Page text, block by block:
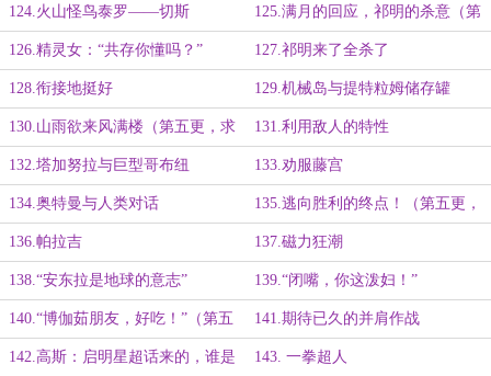
124.火山怪鸟泰罗——切斯 125.满月的回应，祁明的杀意（第
五更，求全订）
126.精灵女：“共存你懂吗？” 127.祁明来了全杀了
128.衔接地挺好 129.机械岛与提特粒姆储存罐
130.山雨欲来风满楼（第五更，求
全订！）
131.利用敌人的特性
132.塔加努拉与巨型哥布纽 133.劝服藤宫
134.奥特曼与人类对话 135.逃向胜利的终点！（第五更，
求全订）
136.帕拉吉 137.磁力狂潮
138.“安东拉是地球的意志” 139.“闭嘴，你这泼妇！”
140.“博伽茹朋友，好吃！”（第五
更，求全订！）
141.期待已久的并肩作战
142.高斯：启明星超话来的，谁是 143. 一拳超人